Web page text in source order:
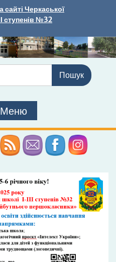
сайті Черкаської
ступенів №32
Меню